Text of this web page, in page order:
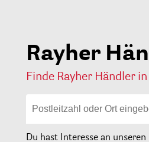
Rayher
Finde Rayher Händler
Du hast Interesse an